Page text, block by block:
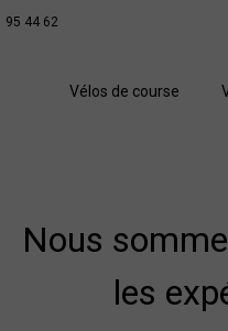
95 44 62
Vélos de course
Nous
les